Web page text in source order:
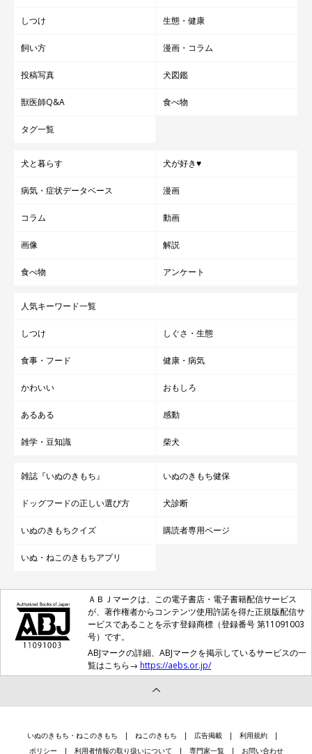
しつけ 生態・健康
飼い方 漫画・コラム
投稿写真 犬図鑑
獣医師Q&A 食べ物
タグ一覧
犬と暮らす 犬が好き♥
病気・症状データベース 漫画
コラム 動画
画像 解説
食べ物 アンケート
人気キーワード一覧
しつけ しぐさ・生態
食事・フード 健康・病気
かわいい おもしろ
あるある 感動
雑学・豆知識 柴犬
雑誌『いぬのきもち』 いぬのきもち健保
ドッグフードの正しい選び方 犬診断
いぬのきもちクイズ 購読者専用ページ
いぬ・ねこのきもちアプリ
ＡＢＪマークは、この電子書店・電子書籍配信サービス
が、著作権者からコンテンツ使用許諾を得た正規版配信サ
ービスであることを示す登録商標（登録番号 第11091003
号）です。
ABJマークの詳細、ABJマークを掲示しているサービスの一
覧はこちら→ https://aebs.or.jp/
いぬのきもち・ねこのきもち ねこのきもち 広告掲載
利用規約
ポリシー
利用者情報の取り扱いについて 専門家一覧 お問い合わせ